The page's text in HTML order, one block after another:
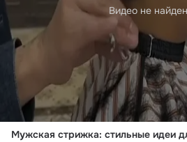
Видео не